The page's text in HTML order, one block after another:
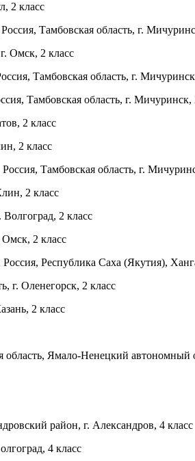
2 класс
Тамбовская область, г.
Омск, 2 класс
Тамбовская область, г.
Тамбовская область, г. Мичуринск,
2 класс
2 класс
Тамбовская область, г.
2 класс
2 класс
2 класс
Республика Саха (Якутия),
г. Оленегорск, 2 класс
2 класс
Ямало-Ненецкий автономный
район, г. Александров, 4 класс
4 класс